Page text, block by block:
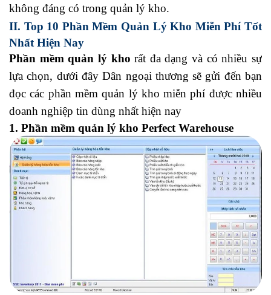
không đáng có trong quản lý kho.
II. Top 10 Phần Mềm Quản Lý Kho Miễn Phí Tốt
Nhất Hiện Nay
Phần mềm quản lý kho rất đa dạng và có nhiều sự
lựa chọn, dưới đây Dân ngoại thương sẽ gửi đến bạn
đọc các phần mềm quản lý kho miễn phí được nhiều
doanh nghiệp tin dùng nhất hiện nay
1. Phần mềm quản lý kho Perfect Warehouse